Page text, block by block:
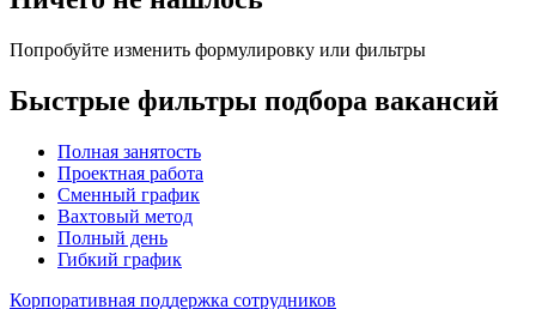
Попробуйте изменить формулировку или фильтры
Быстрые фильтры подбора вакансий
Полная занятость
Проектная работа
Сменный график
Вахтовый метод
Полный день
Гибкий график
Корпоративная поддержка сотрудников